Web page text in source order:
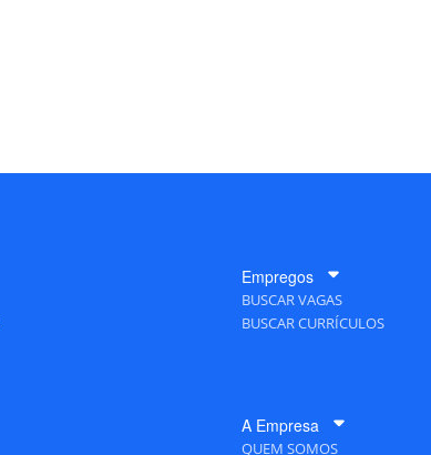
Empregos
BUSCAR VAGAS
BUSCAR CURRÍCULOS
A Empresa
QUEM SOMOS